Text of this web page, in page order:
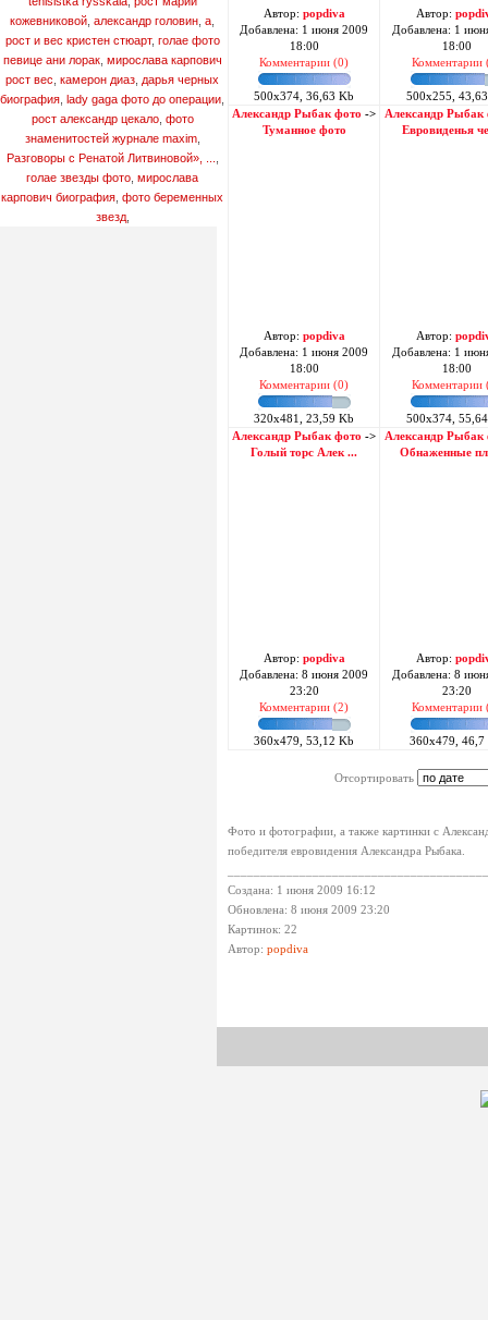
кожевниковой александр головин a
рост и вес кристен стюарт, голае фото
певице ани лорак, мирослава карпович
рост вес камерон диаз дарья черных
биография lady gaga фото до операции
рост александр цекало, фото
знаменитостей журнале maxim,
Разговоры с Ренатой Литвиновой», ...
голае звезды фото мирослава
карпович биография фото беременных
звезд,
Автор: popdiva
Добавлена: 1 июня 2009
18:00
Комментарии (0)
500x374, 36,63 Kb
Автор:
Добавлена: 1
18:00
Комментарии
500x255,
Александр Рыбак фото ->
Туманное фото
Автор: popdiva
Добавлена: 1 июня 2009
18:00
Комментарии (0)
320x481, 23,59 Kb
Александр Рыбак
Евровиденья
Автор:
Добавлена: 1
18:00
Комментарии
500x374,
Александр Рыбак фото ->
Голый торс Алек ...
Автор: popdiva
Добавлена: 8 июня 2009
23:20
Комментарии (2)
360x479, 53,12 Kb
Александр Рыбак
Обнаженные
Автор:
Добавлена: 8
23:20
Комментарии
360x479, 46,7
Отсортировать
Фото и фотографии, а также картинки с
победителя евровидения Александра Рыбака.
Создана: 1 июня 2009 16:12
Обновлена: 8 июня 2009 23:20
Картинок: 22
Автор: popdiva